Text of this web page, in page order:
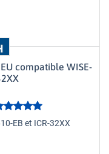
compatible WISE-
EB et ICR-32XX